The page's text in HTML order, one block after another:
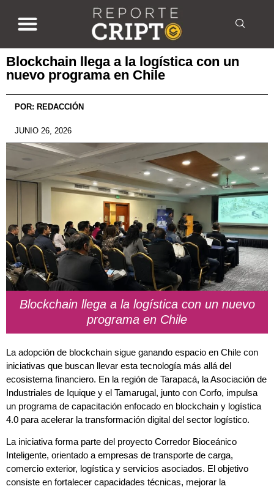
Blockchain llega a la logística con un
nuevo programa en Chile
POR: REDACCIÓN
JUNIO 26, 2026
Blockchain llega a la logística con un nuevo
programa en Chile
La adopción de blockchain sigue ganando espacio en Chile con
iniciativas que buscan llevar esta tecnología más allá del
ecosistema financiero. En la región de Tarapacá, la Asociación de
Industriales de Iquique y el Tamarugal, junto con Corfo, impulsa
un programa de capacitación enfocado en blockchain y logística
4.0 para acelerar la transformación digital del sector logístico.
La iniciativa forma parte del proyecto Corredor Bioceánico
Inteligente, orientado a empresas de transporte de carga,
comercio exterior, logística y servicios asociados. El objetivo
consiste en fortalecer capacidades técnicas, mejorar la